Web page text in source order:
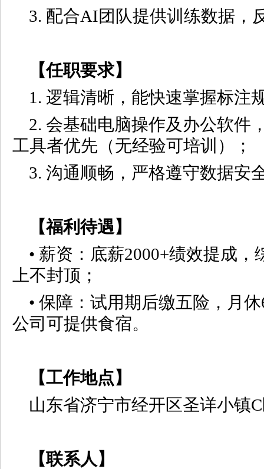
3. 配合AI团队提供训练数据，
【任职要求】
1. 逻辑清晰，能快速掌握标注
2. 会基础电脑操作及办公软件
工具者优先（无经验可培训）；
3. 沟通顺畅，严格遵守数据安
【福利待遇】
• 薪资：底薪2000+绩效提成
上不封顶；
• 保障：试用期后缴五险，月
公司可提供食宿。
【工作地点】
山东省济宁市经开区圣详小镇
【联系人 】